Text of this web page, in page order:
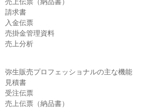
売上伝票（納品書）
請求書
入金伝票
売掛金管理資料
売上分析
弥生販売プロフェッショナルの主な機能
見積書
受注伝票
売上伝票（納品書）